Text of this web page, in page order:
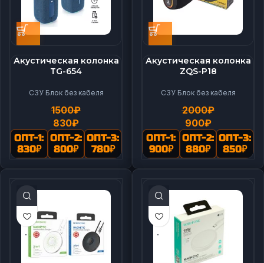
Акустическая колонка
TG-654
СЗУ Блок без кабеля
1500₽
830₽
ОПТ-1:
830₽
ОПТ-2:
800₽
ОПТ-3:
780₽
Акустическая колонка
ZQS-P18
СЗУ Блок без кабеля
2000₽
900₽
ОПТ-1:
900₽
ОПТ-2:
880₽
ОПТ-3:
850₽